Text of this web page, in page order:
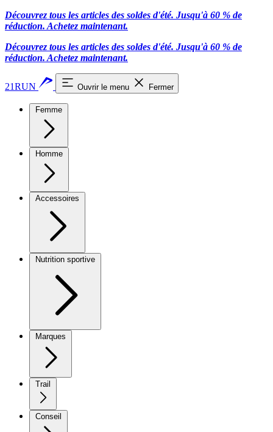
Découvrez tous les articles des soldes d'été. Jusqu'à 60 % de
réduction. Achetez maintenant.
Découvrez tous les articles des soldes d'été. Jusqu'à 60 % de
réduction. Achetez maintenant.
21RUN Ouvrir le menu Fermer
Femme
Homme
Accessoires
Nutrition sportive
Marques
Trail
Conseil